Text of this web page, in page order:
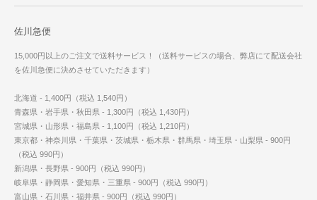
佐川急便
15,000円以上のご注文で送料サービス！（送料サービスの場合、弊店にて配送会社
を佐川急便に決めさせていただきます）
北海道 - 1,400円（税込 1,540円）
青森県・岩手県・秋田県 - 1,300円（税込 1,430円）
宮城県・山形県・福島県 - 1,100円（税込 1,210円）
東京都・神奈川県・千葉県・茨城県・栃木県・群馬県・埼玉県・山梨県 - 900円
（税込 990円）
新潟県・長野県 - 900円（税込 990円）
岐阜県・静岡県・愛知県・三重県 - 900円（税込 990円）
富山県・石川県・福井県 - 900円（税込 990円）